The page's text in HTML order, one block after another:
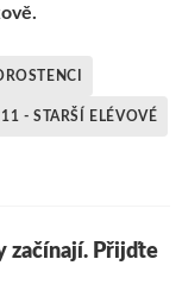
- STARŠÍ ELÉVOVÉ
začínají. Přijďte